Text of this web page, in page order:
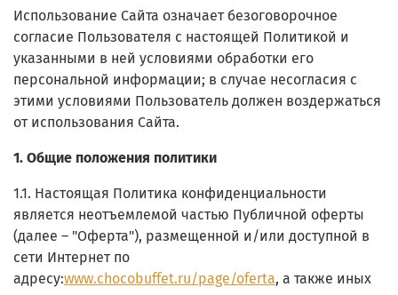
Использование Сайта означает безоговорочное
согласие Пользователя с настоящей Политикой и
указанными в ней условиями обработки его
персональной информации; в случае несогласия с
этими условиями Пользователь должен воздержаться
от использования Сайта.
1. Общие положения политики
1.1. Настоящая Политика конфиденциальности
является неотъемлемой частью Публичной оферты
(далее – "Оферта"), размещенной и/или доступной в
сети Интернет по
адресу:www.chocobuffet.ru/page/oferta, а также иных